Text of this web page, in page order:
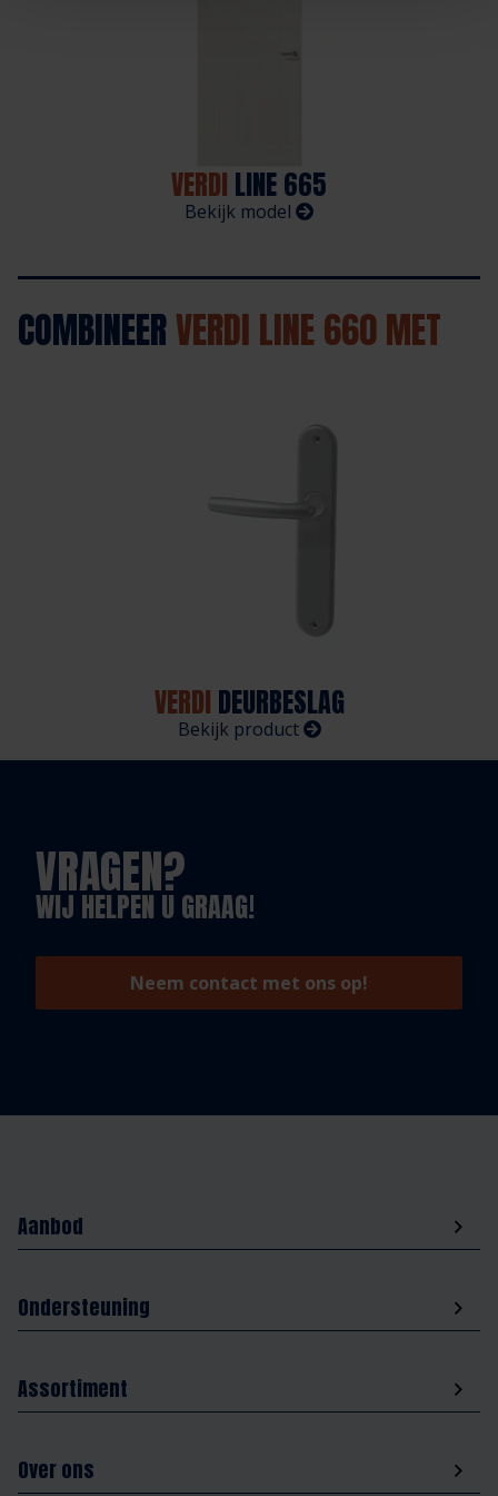
VERDI LINE 665
Bekijk model
COMBINEERVERDI LINE 660 MET
VERDI DEURBESLAG
Bekijk product
VRAGEN?
WIJ HELPEN U GRAAG!
Neem contact met ons op!
Aanbod
Ondersteuning
Assortiment
Over ons